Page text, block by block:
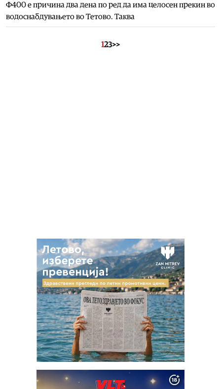
Ф400 е причина два дена по ред да има целосен прекин во
водоснабдувањето во Тетово. Таква
123>>